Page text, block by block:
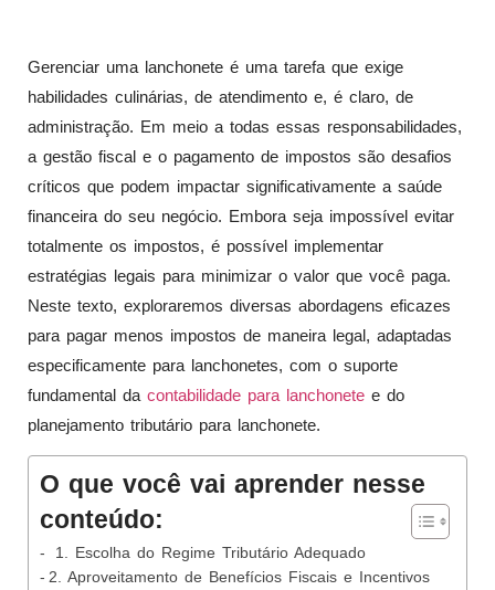
Gerenciar uma lanchonete é uma tarefa que exige
habilidades culinárias, de atendimento e, é claro, de
administração. Em meio a todas essas responsabilidades,
a gestão fiscal e o pagamento de impostos são desafios
críticos que podem impactar significativamente a saúde
financeira do seu negócio. Embora seja impossível evitar
totalmente os impostos, é possível implementar
estratégias legais para minimizar o valor que você paga.
Neste texto, exploraremos diversas abordagens eficazes
para pagar menos impostos de maneira legal, adaptadas
especificamente para lanchonetes, com o suporte
fundamental da contabilidade para lanchonete e do
planejamento tributário para lanchonete.
O que você vai aprender nesse
conteúdo:
1. Escolha do Regime Tributário Adequado
2. Aproveitamento de Benefícios Fiscais e Incentivos